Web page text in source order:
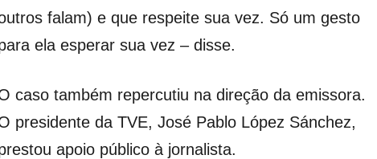
falam) e que respeite sua vez. Só um gesto
ela esperar sua vez – disse.
caso também repercutiu na direção da emissora.
presidente da TVE, José Pablo López Sánchez,
apoio público à jornalista.